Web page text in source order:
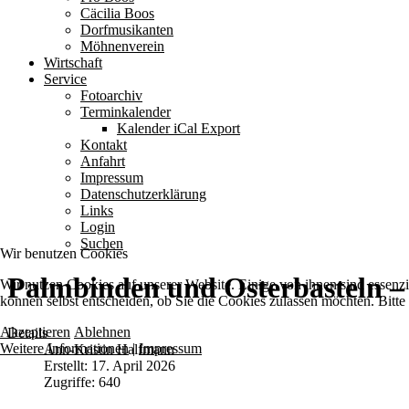
Cäcilia Boos
Dorfmusikanten
Möhnenverein
Wirtschaft
Service
Fotoarchiv
Terminkalender
Kalender iCal Export
Kontakt
Anfahrt
Impressum
Datenschutzerklärung
Links
Login
Suchen
Palmbinden und Osterbasteln
Details
Ann-Kristin Halfmann
Erstellt: 17. April 2026
Zugriffe: 640
Wir benutzen Cookies
Wir nutzen Cookies auf unserer Website. Einige von ihnen sind
können selbst entscheiden, ob Sie die Cookies zulassen möchten.
Akzeptieren Ablehnen
Weitere Informationen|Impressum